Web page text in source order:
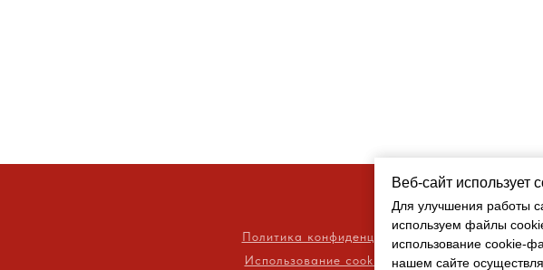
Политика конфиденциальности
Использование cookie-файлов
Веб-сайт использует
Для улучшения работы
используем файлы
использование cookie-
нашем сайте
Веб-сайт использует
Для улучшения работы
используем файлы
использование cookie-
нашем сайте